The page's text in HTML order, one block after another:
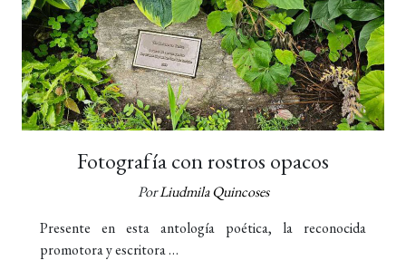
Fotografía con rostros opacos
PorLiudmila Quincoses
Presente en esta antología poética, la reconocida
promotora y escritora …